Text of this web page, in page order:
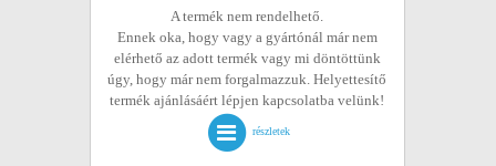
A termék nem rendelhető.
Ennek oka, hogy vagy a gyártónál már nem
elérhető az adott termék vagy mi döntöttünk
úgy, hogy már nem forgalmazzuk. Helyettesítő
termék ajánlásáért lépjen kapcsolatba velünk!
részletek